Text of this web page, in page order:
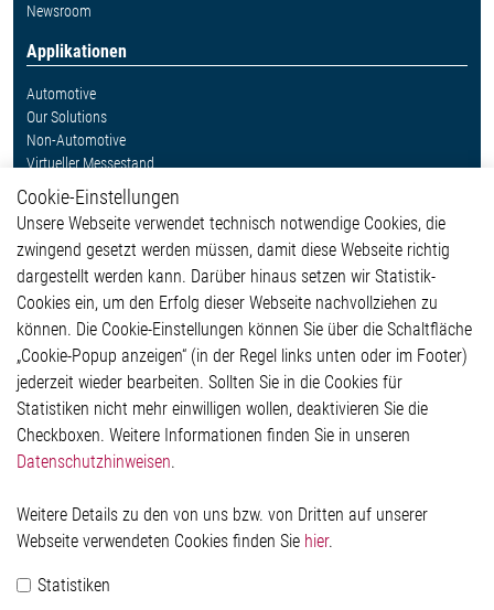
Newsroom
Applikationen
Automotive
Our Solutions
Non-Automotive
Virtueller Messestand
Weitere Links
Glossar
Kontakt
Hinweisgeberschutzsystem
Impressum
Datenschutzerklärung
Cookie-Popup anzeigen
Elmos Semiconductor SE
Werkstättenstraße 18
Telefon: +49 (0) 2171 / 40 183-0
Cookie-Einstellungen
Unsere Webseite verwendet technisch notwendige Cookies, die
zwingend gesetzt werden müssen, damit diese Webseite richtig
dargestellt werden kann. Darüber hinaus setzen wir Statistik-
Cookies ein, um den Erfolg dieser Webseite nachvollziehen zu
können. Die Cookie-Einstellungen können Sie über die Schaltfläche
„Cookie-Popup anzeigen“ (in der Regel links unten oder im Footer)
jederzeit wieder bearbeiten. Sollten Sie in die Cookies für
Statistiken nicht mehr einwilligen wollen, deaktivieren Sie die
Checkboxen. Weitere Informationen finden Sie in unseren
Datenschutzhinweisen.
Weitere Details zu den von uns bzw. von Dritten auf unserer
Webseite verwendeten Cookies finden Sie hier.
Statistiken